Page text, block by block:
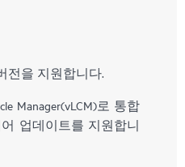
전을 지원합니다.
Manager(vLCM)로 통합
업데이트를 지원합니